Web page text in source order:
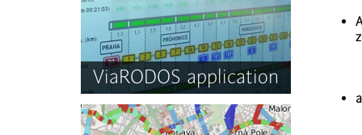
ViaRODOS application